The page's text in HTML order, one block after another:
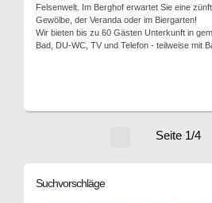
Felsenwelt. Im Berghof erwartet Sie eine
Gewölbe, der Veranda oder im Biergarten!
Wir bieten bis zu 60 Gästen Unterkunft in
Bad, DU-WC, TV und Telefon - teilweise mit
Seite 1/4
Suchvorschläge